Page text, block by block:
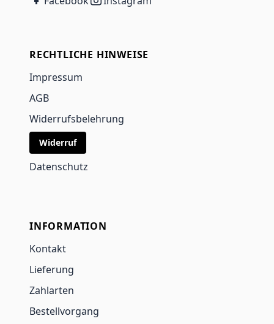
RECHTLICHE HINWEISE
Impressum
AGB
Widerrufsbelehrung
Widerruf
Datenschutz
INFORMATION
Kontakt
Lieferung
Zahlarten
Bestellvorgang